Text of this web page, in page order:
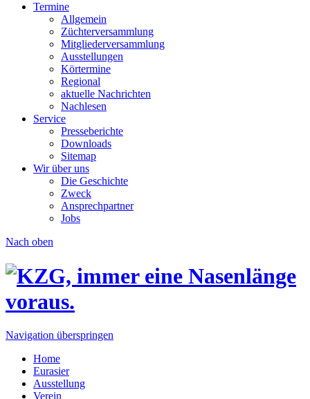
Termine
Allgemein
Züchterversammlung
Mitgliederversammlung
Ausstellungen
Körtermine
Regional
aktuelle Nachrichten
Nachlesen
Service
Presseberichte
Downloads
Sitemap
Wir über uns
Die Geschichte
Zweck
Ansprechpartner
Jobs
Nach oben
Navigation überspringen
Home
Eurasier
Ausstellung
Verein